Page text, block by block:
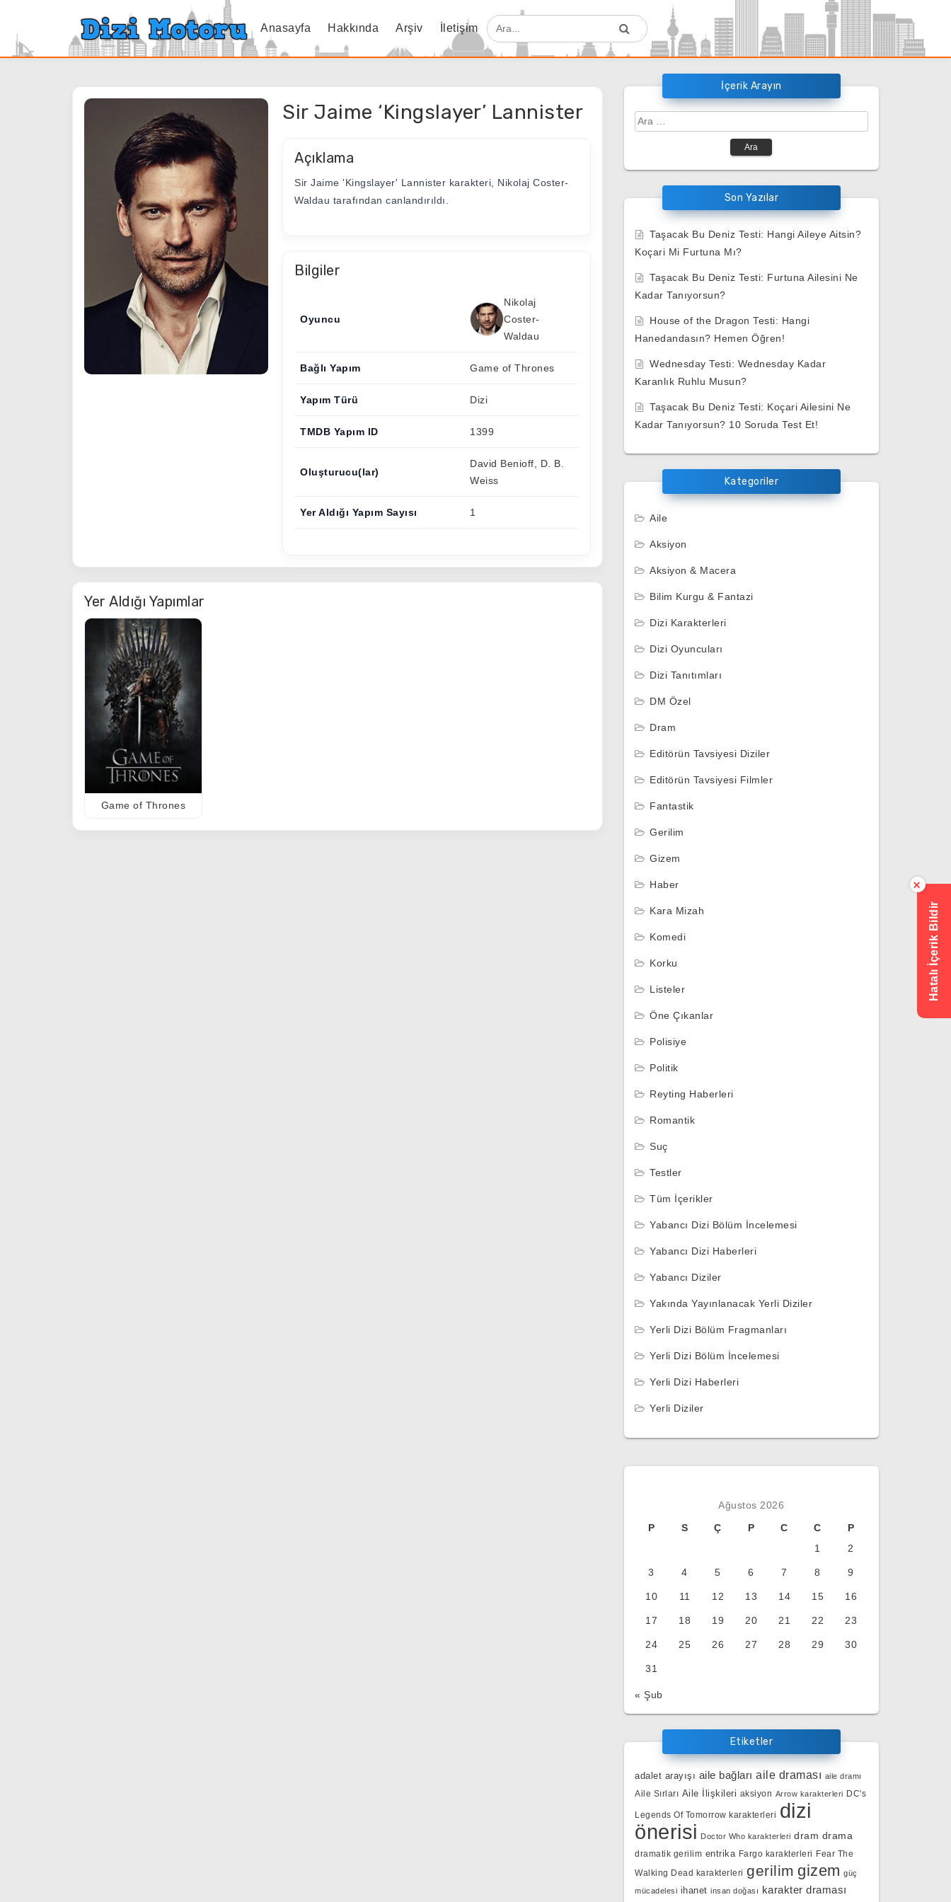
Anasayfa Hakkında Arşiv İletişim
Sir Jaime ‘Kingslayer’ Lannister
Açıklama
Sir Jaime 'Kingslayer' Lannister karakteri, Nikolaj Coster-
Waldau tarafından canlandırıldı.
Bilgiler
Oyuncu
Nikolaj
Coster-
Waldau
Bağlı Yapım Game of Thrones
Yapım Türü Dizi
TMDB Yapım ID 1399
Oluşturucu(lar)
David Benioff, D. B.
Weiss
Yer Aldığı Yapım Sayısı 1
Yer Aldığı Yapımlar
Game of Thrones
İçerik Arayın
Arama:
Son Yazılar
Taşacak Bu Deniz Testi: Hangi Aileye Aitsin?
Koçari Mi Furtuna Mı?
Taşacak Bu Deniz Testi: Furtuna Ailesini Ne
Kadar Tanıyorsun?
House of the Dragon Testi: Hangi
Hanedandasın? Hemen Öğren!
Wednesday Testi: Wednesday Kadar
Karanlık Ruhlu Musun?
Taşacak Bu Deniz Testi: Koçari Ailesini Ne
Kadar Tanıyorsun? 10 Soruda Test Et!
Kategoriler
Aile
Aksiyon
Aksiyon & Macera
Bilim Kurgu & Fantazi
Dizi Karakterleri
Dizi Oyuncuları
Dizi Tanıtımları
DM Özel
Dram
Editörün Tavsiyesi Diziler
Editörün Tavsiyesi Filmler
Fantastik
Gerilim
Gizem
Haber
Kara Mizah
Komedi
Korku
Listeler
Öne Çıkanlar
Polisiye
Politik
Reyting Haberleri
Romantik
Suç
Testler
Tüm İçerikler
Yabancı Dizi Bölüm İncelemesi
Yabancı Dizi Haberleri
Yabancı Diziler
Yakında Yayınlanacak Yerli Diziler
Yerli Dizi Bölüm Fragmanları
Yerli Dizi Bölüm İncelemesi
Yerli Dizi Haberleri
Yerli Diziler
Ağustos 2026
P
S Ç P C C
P
1
2
3 4 5 6 7 8 9
10 11 12 13 14 15 16
17 18 19 20 21 22 23
24 25 26 27 28 29 30
31
« Şub
Etiketler
adalet arayışı aile bağları aile draması aile dramı
Aile Sırları Aile İlişkileri aksiyon Arrow karakterleri DC's
Legends Of Tomorrow karakterleri dizi
önerisi Doctor Who karakterleri dram drama
dramatik gerilim entrika Fargo karakterleri Fear The
Walking Dead karakterleri gerilim gizem güç
mücadelesi ihanet insan doğası karakter draması
Hatalı İçerik Bildir
×